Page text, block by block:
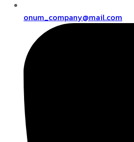
onum_company@mail.com